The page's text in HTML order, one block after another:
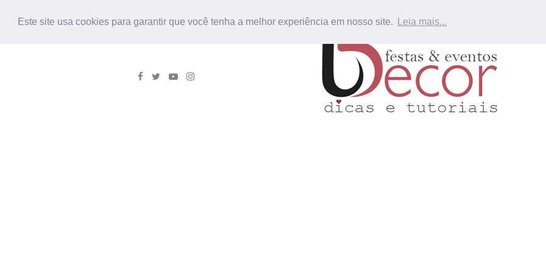
Este site usa cookies para garantir que você tenha a melhor experiência em nosso site. Leia mais...